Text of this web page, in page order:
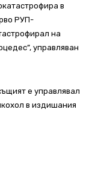
в
РУП-
на
управляван
е управлявал
в издишания